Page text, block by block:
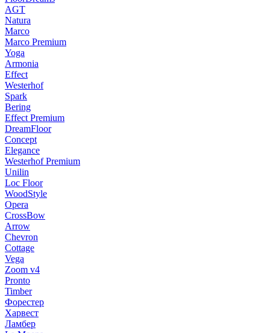
AGT
Natura
Marco
Marco Premium
Yoga
Armonia
Effect
Westerhof
Spark
Bering
Effect Premium
DreamFloor
Concept
Elegance
Westerhof Premium
Unilin
Loc Floor
WoodStyle
Opera
CrossBow
Arrow
Chevron
Cottage
Vega
Zoom v4
Pronto
Timber
Форестер
Харвест
Ламбер